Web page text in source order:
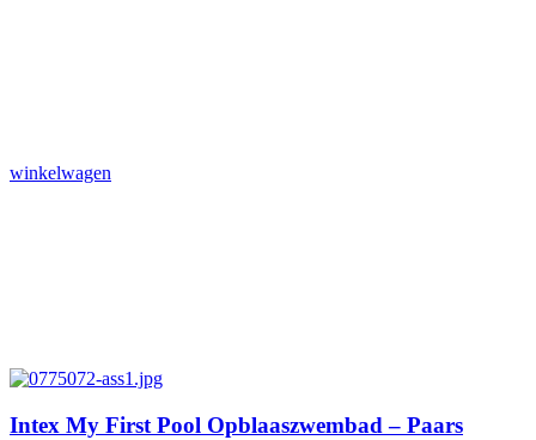
winkelwagen
Intex My First Pool Opblaaszwembad – Paars